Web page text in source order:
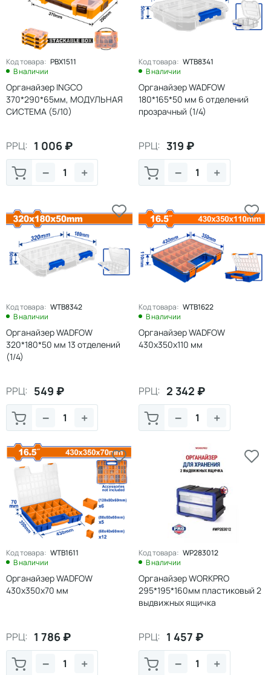
Код товара: PBX1511
В наличии
Органайзер INGCO
370*290*65мм, МОДУЛЬНАЯ
СИСТЕМА (5/10)
РРЦ: 1 006₽
+
−
Код товара: WTB8341
В наличии
Органайзер WADFOW
180*165*50 мм 6 отделений
прозрачный (1/4)
РРЦ: 319 ₽
+
−
Код товара: WTB8342
В наличии
Органайзер WADFOW
320*180*50 мм 13 отделений
(1/4)
РРЦ: 549 ₽
+
−
Код товара: WTB1622
В наличии
Органайзер WADFOW
430х350х110 мм
РРЦ: 2 342 ₽
+
−
Код товара: WTB1611
В наличии
Органайзер WADFOW
430х350х70 мм
РРЦ: 1 786₽
+
−
Код товара: WP283012
В наличии
Органайзер WORKPRO
295*195*160мм пластиковый 2
выдвижных ящичка
РРЦ: 1 457 ₽
+
−